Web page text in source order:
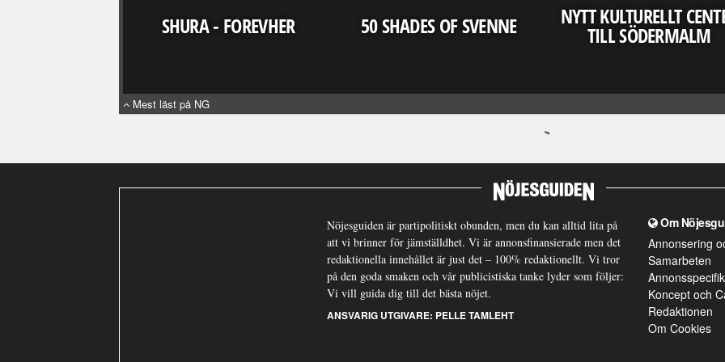
SHURA - FOREVHER 50 SHADES OF SVENNE NYTT KULTURELLT
TILL SÖDERMALM
Mest läst på NG
Nöjesguiden är partipolitiskt obunden, men du kan alltid lita på
att vi brinner för jämställdhet. Vi är annonsfinansierade men det
redaktionella innehållet är just det – 100% redaktionellt. Vi tror
på den goda smaken och vår publicistiska tanke lyder som följer:
Vi vill guida dig till det bästa nöjet.
ANSVARIG UTGIVARE: PELLE TAMLEHT
Om
Annonsering
Samarbeten
Koncept och
Redaktionen
Om Cookies